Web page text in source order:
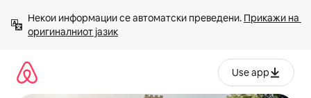
содржина
Некои информации се автоматски преведени. Прикажи на
оригиналниот јазик
Use app